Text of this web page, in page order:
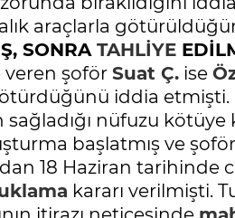
araçlarla
SONRA TAHLİYE
veren şoför Suat Ç. ise
iddia
nüfuzu
başlatmış ve şoför
18 Haziran tarihinde
kararı verilmişti.